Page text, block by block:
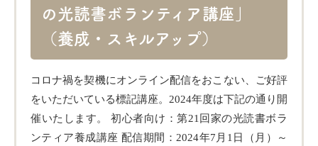
の光読書ボランティア講座」
（養成・スキルアップ）
コロナ禍を契機にオンライン配信をおこない、ご好評
をいただいている標記講座。2024年度は下記の通り開
催いたします。 初心者向け：第21回家の光読書ボラ
ンティア養成講座 配信期間：2024年7月1日（月）～